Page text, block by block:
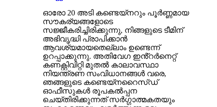
ഓരോ 20 അടി കണ്ടെയ്‌നറും പൂർണ്ണമായ
സൗകര്യങ്ങളോടെ
സജ്ജീകരിച്ചിരിക്കുന്നു, നിങ്ങളുടെ ടീമിന്
അഭിവൃദ്ധി പ്രാപിക്കാൻ
ആവശ്യമായതെല്ലാം ഉണ്ടെന്ന്
ഉറപ്പാക്കുന്നു. അതിവേഗ ഇൻ്റർനെറ്റ്
കണക്റ്റിവിറ്റി മുതൽ കാലാവസ്ഥാ
നിയന്ത്രണ സംവിധാനങ്ങൾ വരെ,
ഞങ്ങളുടെ കണ്ടെയ്നറൈസ്ഡ്
ഓഫീസുകൾ രൂപകൽപ്പന
ചെയ്‌തിരിക്കുന്നത് സർഗ്ഗാത്മകതയും